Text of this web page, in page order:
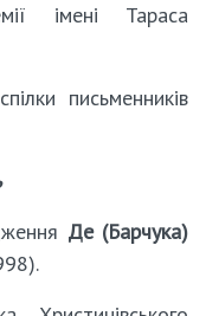
імені Тараса
письменників
Де (Барчука)